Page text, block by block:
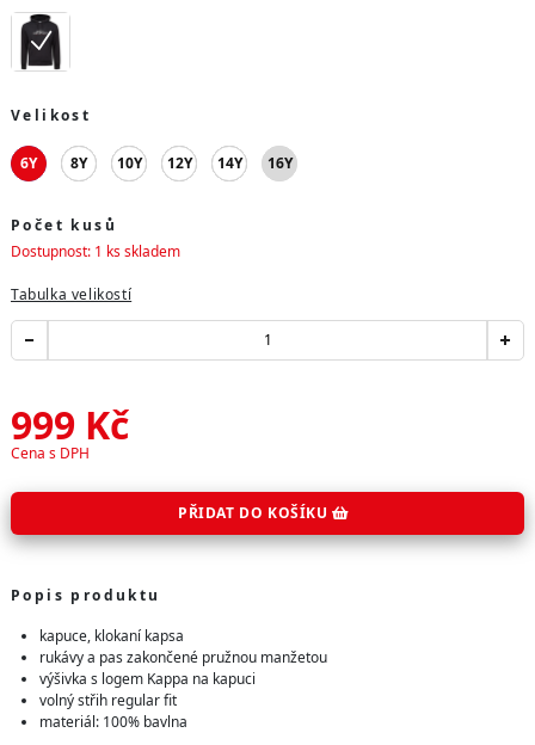
Velikost
6Y 8Y 10Y 12Y 14Y 16Y
Počet kusů
Dostupnost: 1 ks skladem
Tabulka velikostí
PŘIDAT DO KOŠÍKU
999 Kč
Cena s DPH
Popis produktu
kapuce, klokaní kapsa
rukávy a pas zakončené pružnou manžetou
výšivka s logem Kappa na kapuci
volný střih regular fit
materiál: 100% bavlna